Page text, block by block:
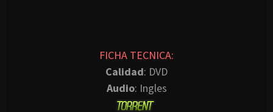
FICHA TECNICA:
Calidad: DVD
Audio: Ingles